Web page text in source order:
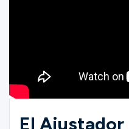
El Ajustador